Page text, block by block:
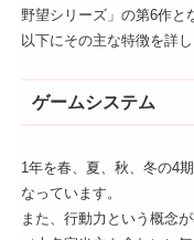
野望シリーズ」の第6作と
以下にその主な特徴を詳し
ゲームシステム
1年を春、夏、秋、冬の4
なっています。
また、行動力という概念